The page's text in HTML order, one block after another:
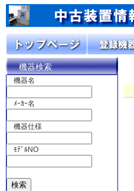
機器検索
機器名
ﾒｰｶｰ名
機器仕様
ﾓﾃﾞﾙNO